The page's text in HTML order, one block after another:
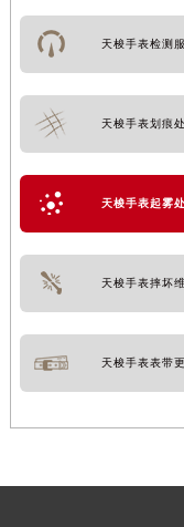
天梭手表检测
天梭手表划痕
天梭手表起雾
天梭手表摔坏
天梭手表表带